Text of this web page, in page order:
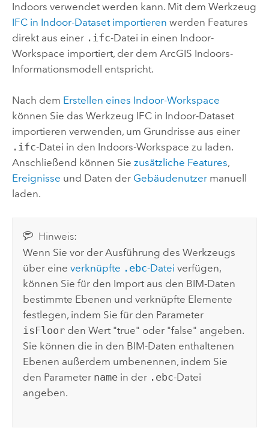
Indoors verwendet werden kann. Mit dem Werkzeug
IFC in Indoor-Dataset importieren werden Features
direkt aus einer .ifc-Datei in einen Indoor-
Workspace importiert, der dem ArcGIS Indoors-
Informationsmodell entspricht.
Nach dem Erstellen eines Indoor-Workspace
können Sie das Werkzeug IFC in Indoor-Dataset
importieren verwenden, um Grundrisse aus einer
.ifc-Datei in den Indoors-Workspace zu laden.
Anschließend können Sie zusätzliche Features,
Ereignisse und Daten der Gebäudenutzermanuell
laden.
Hinweis:
Wenn Sie vor der Ausführung des Werkzeugs
über eineverknüpfte .ebc-Datei verfügen,
können Sie für den Import aus den BIM-Daten
bestimmte Ebenen und verknüpfte Elemente
festlegen, indem Sie für den Parameter
isFloor den Wert "true" oder "false" angeben.
Sie können die in den BIM-Daten enthaltenen
Ebenen außerdem umbenennen, indem Sie
den Parameter name in der .ebc-Datei
angeben.